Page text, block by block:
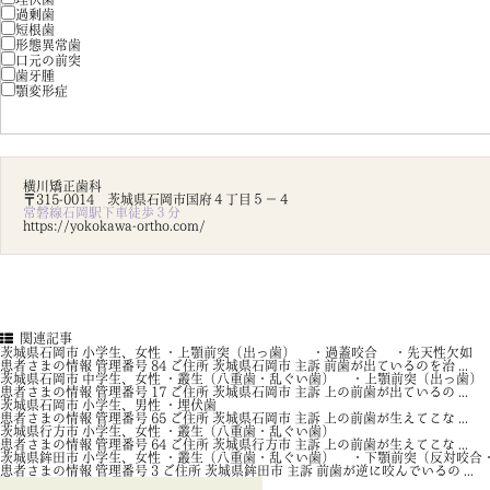
過剰歯
短根歯
形態異常歯
口元の前突
歯牙腫
顎変形症
横川矯正歯科
〒315-0014 茨城県石岡市国府４丁目５－４
常磐線石岡駅下車徒歩３分
https://yokokawa-ortho.com/
関連記事
茨城県石岡市 小学生、女性 ・上顎前突（出っ歯） ・過蓋咬合 ・先天性欠如
患者さまの情報 管理番号 84 ご住所 茨城県石岡市 主訴 前歯が出ているのを治 ...
茨城県石岡市 中学生、女性 ・叢生（八重歯・乱ぐい歯） ・上顎前突（出っ歯）
患者さまの情報 管理番号 17 ご住所 茨城県石岡市 主訴 上の前歯が出ているの ...
茨城県石岡市 小学生、男性 ・埋伏歯
患者さまの情報 管理番号 65 ご住所 茨城県石岡市 主訴 上の前歯が生えてこな ...
茨城県行方市 小学生、女性 ・叢生（八重歯・乱ぐい歯）
患者さまの情報 管理番号 64 ご住所 茨城県行方市 主訴 上の前歯が生えてこな ...
茨城県鉾田市 小学生、女性 ・叢生（八重歯・乱ぐい歯） ・下顎前突（反対咬合
患者さまの情報 管理番号 3 ご住所 茨城県鉾田市 主訴 前歯が逆に咬んでいるの ...